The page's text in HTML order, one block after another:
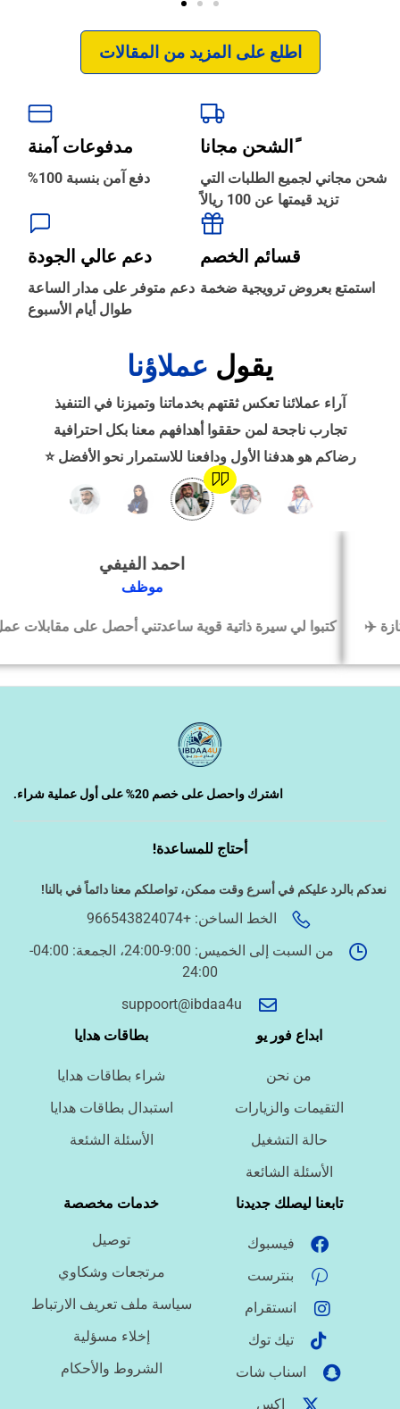
اطلع على المزيد من المقالات
ًالشحن مجانا
شحن مجاني لجميع الطلبات التي
تزيد قيمتها عن 100 ريالاً
مدفوعات آمنة
دفع آمن بنسبة 100%
قسائم الخصم
استمتع بعروض ترويجية ضخمة
دعم عالي الجودة
دعم متوفر على مدار الساعة
طوال أيام الأسبوع
يقول عملاؤنا
آراء عملائنا تعكس ثقتهم بخدماتنا وتميزنا في التنفيذ
تجارب ناجحة لمن حققوا أهدافهم معنا بكل احترافية
رضاكم هو هدفنا الأول ودافعنا للاستمرار نحو الأفضل ⭐
احمد الفيفي
كتبوا لي سيرة ذاتية قوية ساعدتني أحصل على مقابلات عمل بسرعة
اشترك واحصل على خصم 20% على أول عملية شراء.
أحتاج للمساعدة!
نعدكم بالرد عليكم في أسرع وقت ممكن، تواصلكم معنا دائماً في بالنا!
الخط الساخن: +966543824074
من السبت إلى الخميس: 9:00-24:00، الجمعة: 04:00-
24:00
suppoort@ibdaa4u
ابداع فور يو
من نحن
التقيمات والزيارات
حالة التشغيل
الأسئلة الشائعة
بطاقات هدايا
شراء بطاقات هدايا
استبدال بطاقات هدايا
الأسئلة الشئعة
تابعنا ليصلك جديدنا
فيسبوك
بنترست
انستقرام
تيك توك
اسناب شات
اكس
خدمات مخصصة
توصيل
مرتجعات وشكاوي
سياسة ملف تعريف الارتباط
إخلاء مسؤلية
الشروط والأحكام
الترجمة والبحوث ‹
الطباعة والأدوات المكتبية
حجز طيران ‹
الوظائف ‹
تصميم موقع/متجر/تطبيق
دراسة الجدوى وخطط المشاريع
الخدمات الإلكترونية الحكومية
ما نوع الملف؟
ما درجة الاستعجال؟
هل تحتاج تنسيقًا أو توثيق مراجع؟